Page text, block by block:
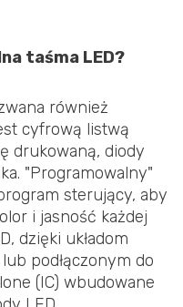
taśma LED?
również
cyfrową listwą
drukowaną, diody
"Programowalny"
sterujący, aby
i jasność każdej
dzięki układom
podłączonym do
(IC) wbudowane